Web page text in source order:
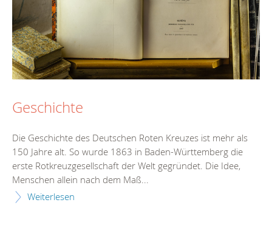
Geschichte
Die Geschichte des Deutschen Roten Kreuzes ist mehr als
150 Jahre alt. So wurde 1863 in Baden-Württemberg die
erste Rotkreuzgesellschaft der Welt gegründet. Die Idee,
Menschen allein nach dem Maß...
Weiterlesen